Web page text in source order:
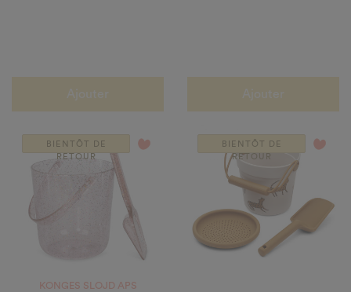
BIENTÔT DE
RETOUR
favorite_border
KONGES SLOJD APS
BIENTÔT DE
RETOUR
favorite_border